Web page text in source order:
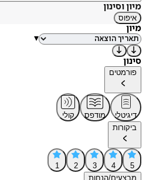
מיון וסינון
איפוס
מיון
▾
סינון
פורמטים
דיגיטלי מודפס
קולי
ביקורות
5
4
3
2
1
מבצעים/הנחות